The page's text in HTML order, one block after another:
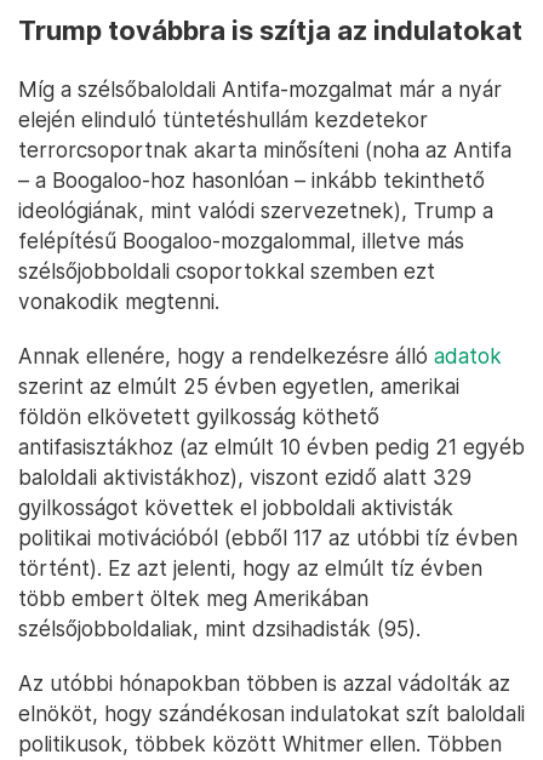
Trump továbbra is szítja az indulatokat
Míg a szélsőbaloldali Antifa-mozgalmat már a nyár
elején elinduló tüntetéshullám kezdetekor
terrorcsoportnak akarta minősíteni (noha az Antifa
– a Boogaloo-hoz hasonlóan – inkább tekinthető
ideológiának, mint valódi szervezetnek), Trump a
felépítésű Boogaloo-mozgalommal, illetve más
szélsőjobboldali csoportokkal szemben ezt
vonakodik megtenni.
Annak ellenére, hogy a rendelkezésre álló adatok
szerint az elmúlt 25 évben egyetlen, amerikai
földön elkövetett gyilkosság köthető
antifasisztákhoz (az elmúlt 10 évben pedig 21 egyéb
baloldali aktivistákhoz), viszont ezidő alatt 329
gyilkosságot követtek el jobboldali aktivisták
politikai motivációból (ebből 117 az utóbbi tíz évben
történt). Ez azt jelenti, hogy az elmúlt tíz évben
több embert öltek meg Amerikában
szélsőjobboldaliak, mint dzsihadisták (95).
Az utóbbi hónapokban többen is azzal vádolták az
elnököt, hogy szándékosan indulatokat szít baloldali
politikusok, többek között Whitmer ellen. Többen